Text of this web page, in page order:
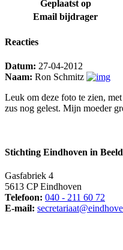
Geplaatst op
Email bijdrager
Reacties
Datum: 27-04-2012
Naam: Ron Schmitz
Leuk om deze foto te zien,
zus nog gelest. Mijn moeder
Stichting Eindhoven in Beeld
Gasfabriek 4
5613 CP Eindhoven
Telefoon: 040 - 211 60 72
E-mail: